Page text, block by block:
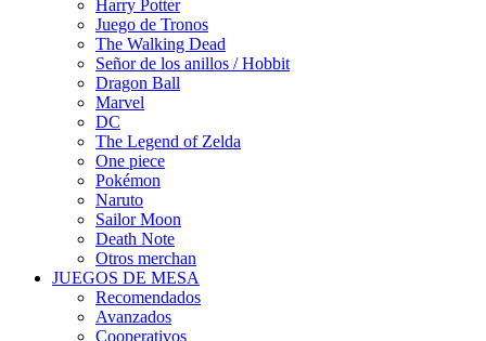
Harry Potter
Juego de Tronos
The Walking Dead
Señor de los anillos / Hobbit
Dragon Ball
Marvel
DC
The Legend of Zelda
One piece
Pokémon
Naruto
Sailor Moon
Death Note
Otros merchan
JUEGOS DE MESA
Recomendados
Avanzados
Cooperativos